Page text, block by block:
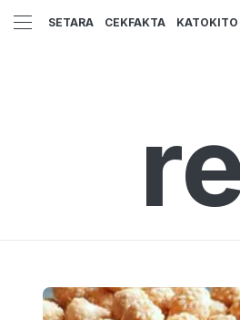
SETARA CEKFAKTA KATOKITO